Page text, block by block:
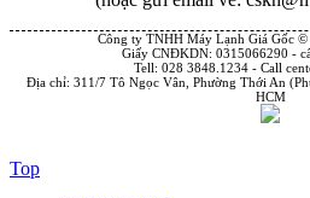
Công ty TNHH Máy Lạnh Giá Gốc ©
Giấy CNĐKDN: 0315066290 -
Tell: 028 3848.1234 - Call
Địa chỉ: 311/7 Tô Ngọc Vân, Phường Thới An
HCM
Top